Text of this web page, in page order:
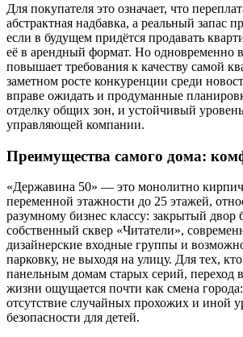
Для покупателя это означает, что
абстрактная надбавка, а реальный запас
если в будущем придётся продавать
её в арендный формат. Но одновременно
повышает требования к качеству самой
заметном росте конкуренции среди
вправе ожидать и продуманные
отделку общих зон, и устойчивый
управляющей компании.
Преимущества самого дома:
«Державина 50» — это монолитно
переменной этажности до 25 этажей,
разумному бизнес классу: закрытый двор
собственный сквер «Читатели»,
дизайнерские входные группы и
парковку, не выходя на улицу. Для тех,
панельным домам старых серий, переход
жизни ощущается почти как смена
отсутствие случайных прохожих и иной
безопасности для детей.